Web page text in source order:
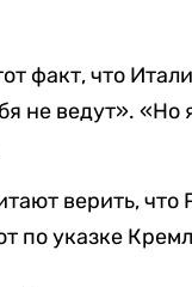
факт, что
не ведут».
верить, что
по указке